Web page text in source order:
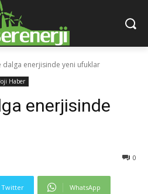
dalga enerjisinde yeni ufuklar
Haber
enerjisinde
0
Twitter WhatsApp